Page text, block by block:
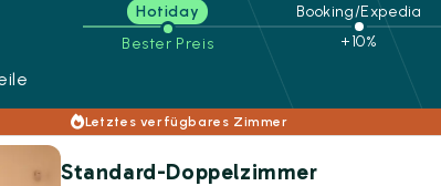
Hotiday
Bester Preis
Booking/Expedia
+10%
Letztes verfügbares Zimmer
Standard-Doppelzimmer